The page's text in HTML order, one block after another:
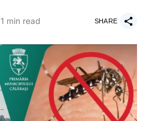
1 min read SHARE